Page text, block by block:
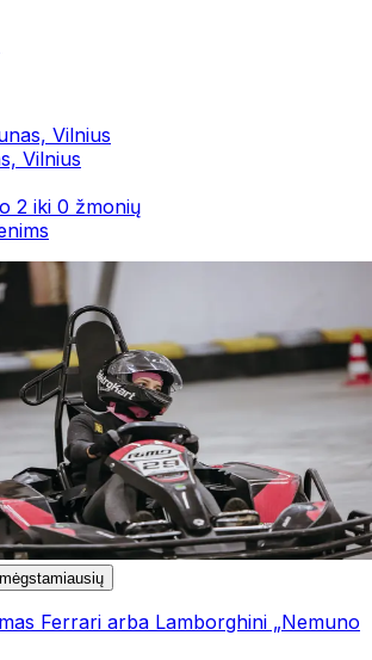
Vilnius
Vilnius
2 iki 0 žmonių
Ferrari arba Lamborghini „Nemuno